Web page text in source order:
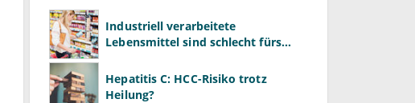
Industriell verarbeitete
Lebensmittel sind schlecht fürs
Hepatitis C: HCC-Risiko trotz
Heilung?